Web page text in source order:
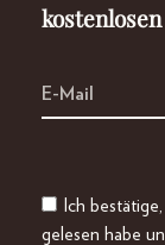
Ich
gelesen habe